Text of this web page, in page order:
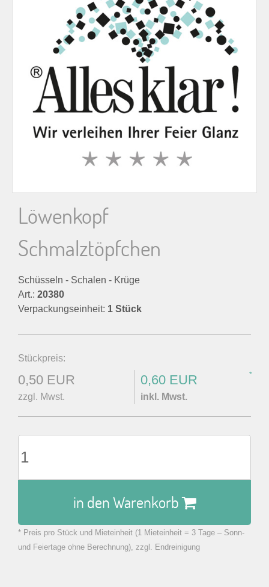
a
h
Löwenkopf
Schmalztöpfchen
Schüsseln - Schalen - Krüge
Art.: 20380
Verpackungseinheit: 1 Stück
Stückpreis:
0,50 EUR
zzgl. Mwst.
0,60 EUR *
inkl. Mwst.
in den Warenkorb
zu Warenkorb hinzugefügt.
* Preis pro Stück und Mieteinheit (1 Mieteinheit = 3 Tage – Sonn-
und Feiertage ohne Berechnung), zzgl. Endreinigung